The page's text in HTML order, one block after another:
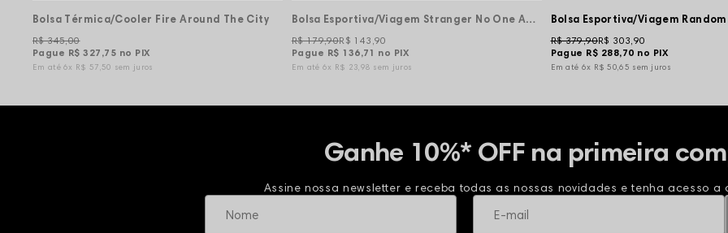
Bolsa Térmica/Cooler Fire Around The City
Pague R$ 327,75 no PIX
R$ 345,00
6x R$ 57,50 sem juros
Bolsa Esportiva/Viagem Stranger No One Above Us - Preto
Pague R$ 136,71 no PIX
R$ 179,90R$ 143,90
6x R$ 23,98 sem juros
Bolsa Esportiva/Viagem
Pague R$ 288,70 no PIX
R$ 379,90R$ 303,90
6x R$ 50,65 sem juros
Ganhe 10%* OFF na primeira
Assine nossa newsletter e receba todas as nossas novidades e tenha acesso a